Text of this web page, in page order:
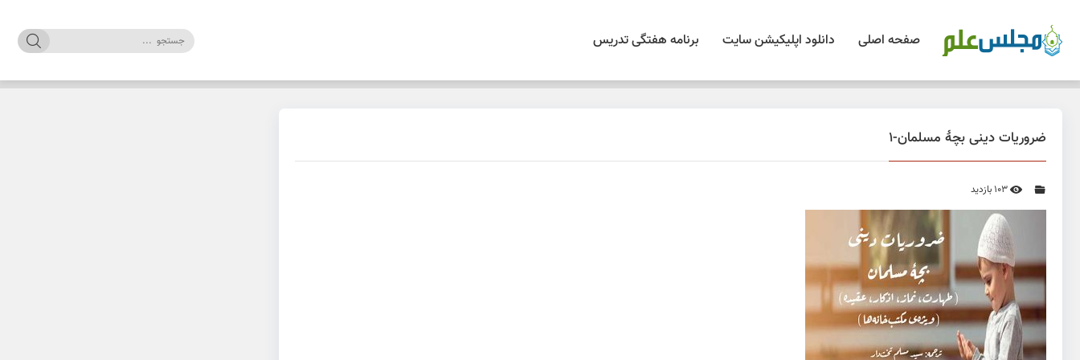
صفحه اصلی دانلود اپلیکیشن سایت برنامه هفتگی تدریس
ضروریات دینی بچۀ مسلمان-1